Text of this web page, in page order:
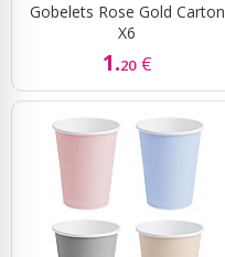
Gobelets Rose Gold Carton
X6
1.20 €